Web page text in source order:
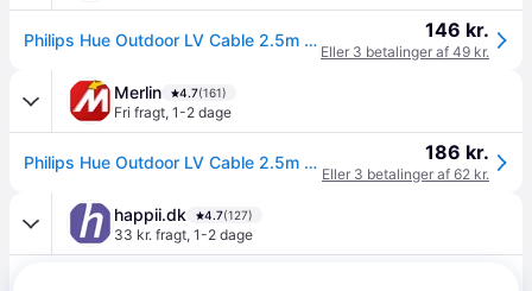
Philips Hue Outdoor LV Cable 2.5m + T-part 146 kr.
Eller 3 betalinger af 49 kr.
Merlin 4.7(161)
Fri fragt, 1-2 dage
Philips Hue Outdoor LV Cable 2.5m + T-part 186 kr.
Eller 3 betalinger af 62 kr.
happii.dk 4.7(127)
33 kr. fragt, 1-2 dage